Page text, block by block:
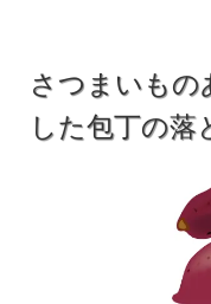
さつまいもの
した包丁の落